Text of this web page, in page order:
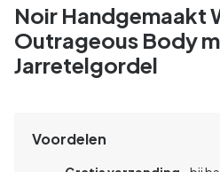
Noir Handgemaakt
Outrageous Body
Jarretelgordel
Voordelen